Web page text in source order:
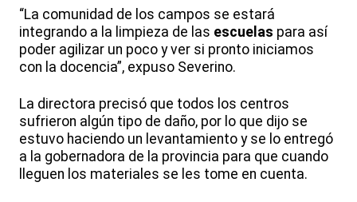
“La comunidad de los campos se estará
integrando a la limpieza de las escuelas para así
poder agilizar un poco y ver si pronto iniciamos
con la docencia”, expuso Severino.
La directora precisó que todos los centros
sufrieron algún tipo de daño, por lo que dijo se
estuvo haciendo un levantamiento y se lo entregó
a la gobernadora de la provincia para que cuando
lleguen los materiales se les tome en cuenta.